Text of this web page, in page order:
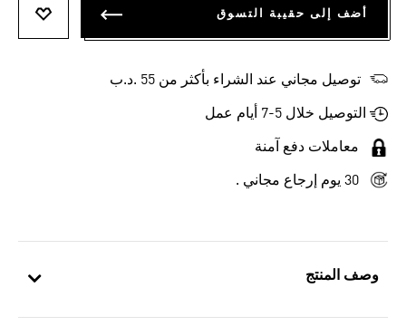
وصف المنتج
أضف إلى حقيبة التسوق
توصيل مجاني عند الشراء بأكثر من 55 .د.ب‎
التوصيل خلال 5-7 أيام عمل
معاملات دفع آمنة